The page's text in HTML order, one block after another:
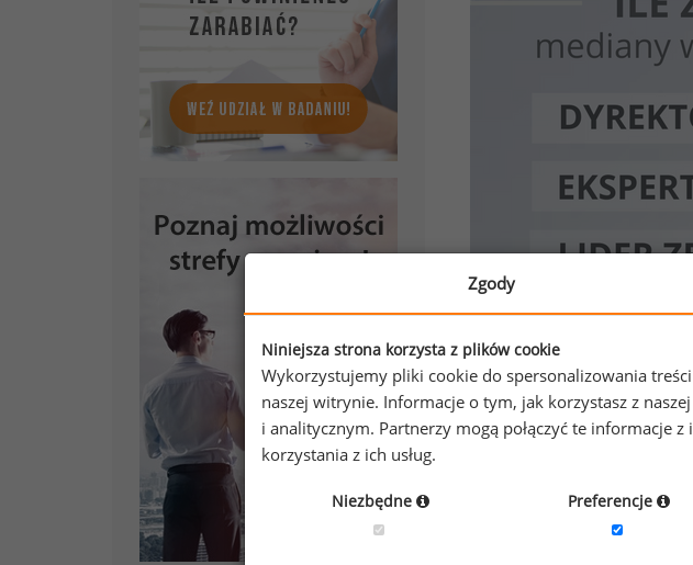
Zgody
Niniejsza strona korzysta z plików cookie
Wykorzystujemy pliki cookie do spersonalizowania
naszej witrynie. Informacje o tym, jak korzystasz z
i analitycznym. Partnerzy mogą połączyć te informacje
korzystania z ich usług.
Niezbędne Preferencje